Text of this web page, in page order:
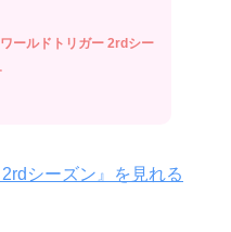
ールドトリガー 2rdシー
シーズン』を見れる